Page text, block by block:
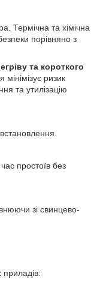
Термічна та хімічна
порівняно з
та короткого
ризик
та утилізацію
простоїв без
зі свинцево-
приладів: